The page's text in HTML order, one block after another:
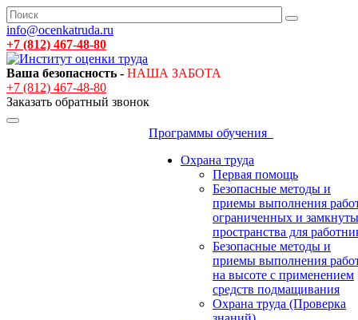
info@ocenkatruda.ru
+7 (812) 467-48-80
Ваша безопасность - НАША ЗАБОТА
+7 (812) 467-48-80
Заказать обратный звонок
Программы обучения
Охрана труда
Первая помощь
Безопасные методы и
приемы выполнения
ограниченных и
пространства для
Безопасные методы и
приемы выполнения
на высоте с применением
средств подмащивания
Охрана труда (Проверка